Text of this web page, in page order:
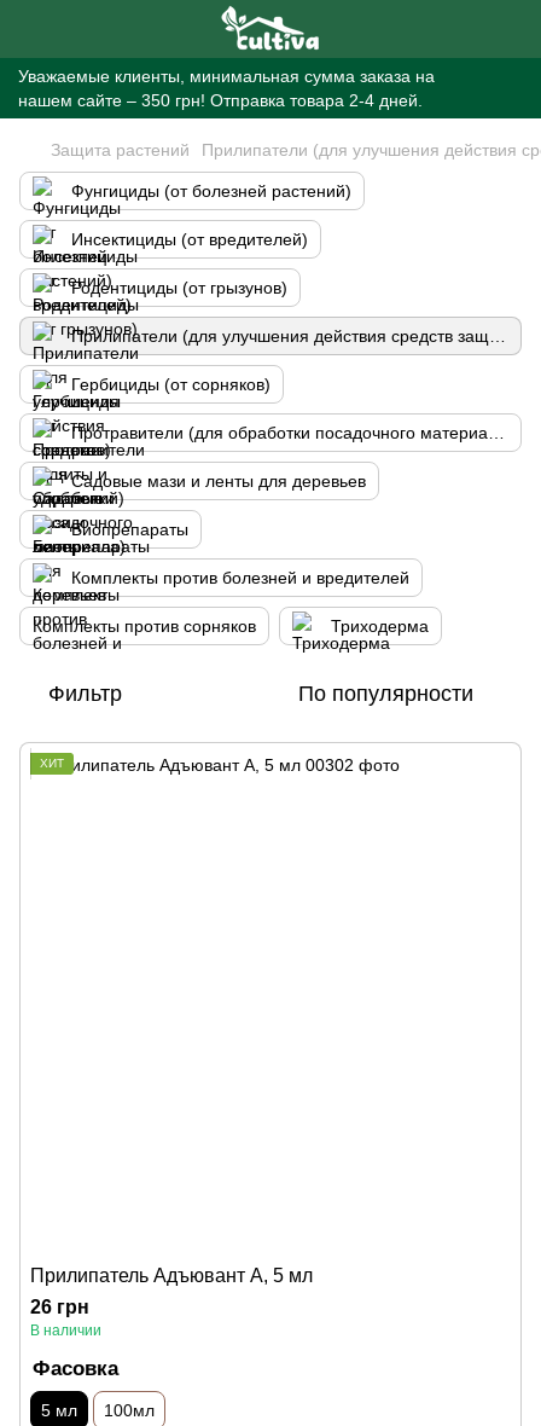
Уважаемые клиенты, минимальная сумма заказа на
нашем сайте – 350 грн! Отправка товара 2-4 дней.
Защита растений Прилипатели (для улучшения действия
Фунгициды (от болезней растений)
Инсектициды (от вредителей)
Родентициды (от грызунов)
Гербициды (от сорняков)
Садовые мази и ленты для деревьев
Биопрепараты
Комплекты против болезней и вредителей
Комплекты против сорняков Триходерма
Фильтр По популярности
ХИТ
Прилипатель Адъювант А, 5 мл
26 грн
В наличии
Фасовка
5 мл 100мл